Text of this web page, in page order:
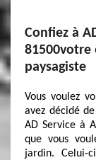
Confiez à
paysagiste
Vous voulez
avez décidé
AD Service à
que vous
jardin. Celui-